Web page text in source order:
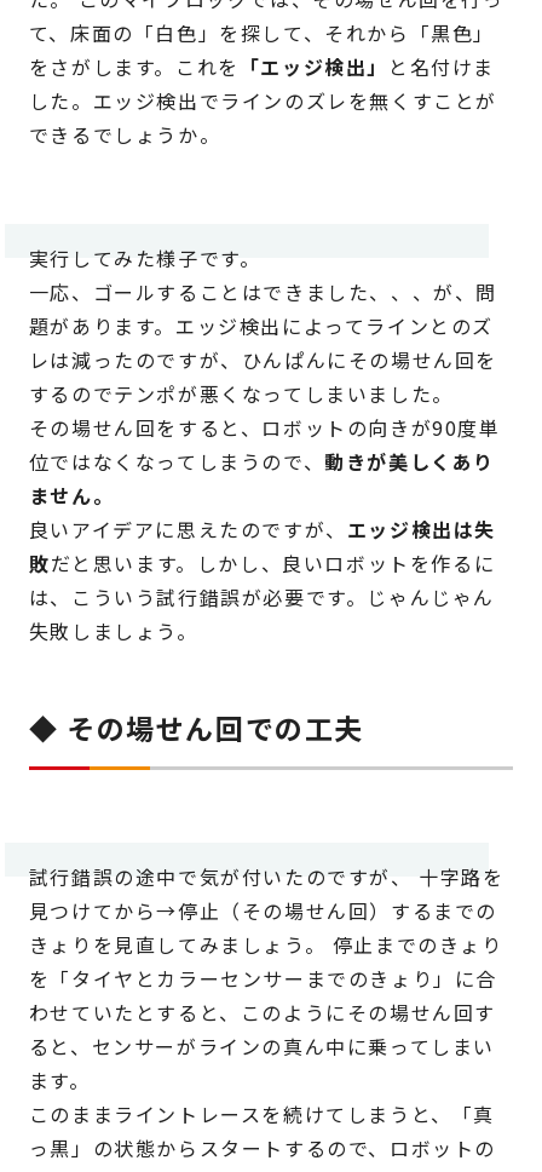
て、床面の「白色」を探して、それから「黒色」
をさがします。これを 「エッジ検出」
と名付けま
した。エッジ検出でラインのズレを無くすことが
できるでしょうか。
実行してみた様子です。
一応、ゴールすることはできました、、、が、問
題があります。エッジ検出によってラインとのズ
レは減ったのですが、ひんぱんにその場せん回を
するのでテンポが悪くなってしまいました。
その場せん回をすると、ロボットの向きが90度単
位ではなくなってしまうので、動きが美しくあり
ません。
良いアイデアに思えたのですが、 エッジ検出は失
敗だと思います。しかし、良いロボットを作るに
は、こういう試行錯誤が必要です。じゃんじゃん
失敗しましょう。
◆ その場せん回での工夫
試行錯誤の途中で気が付いたのですが、 十字路を
見つけてから→停止（その場せん回）するまでの
きょりを見直してみましょう。 停止までのきょり
を「タイヤとカラーセンサーまでのきょり」に合
わせていたとすると、このようにその場せん回す
ると、センサーがラインの真ん中に乗ってしまい
ます。
このままライントレースを続けてしまうと、「真
っ黒」の状態からスタートするので、ロボットの